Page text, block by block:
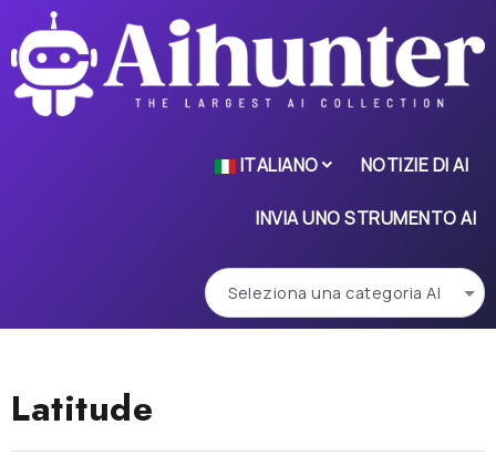
ITALIANO NOTIZIE DI AI
INVIA UNO STRUMENTO AI
Latitude